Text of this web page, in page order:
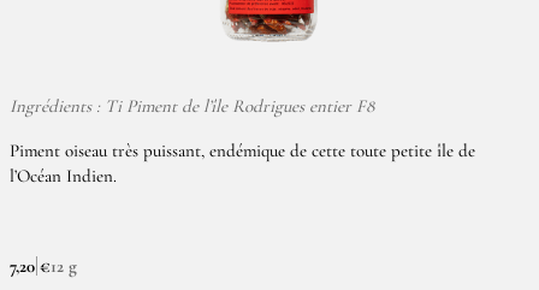
Ingrédients : Ti Piment de l’île Rodrigues entier F8
Piment oiseau très puissant, endémique de cette toute petite île de
l’Océan Indien.
7,20 €12 g